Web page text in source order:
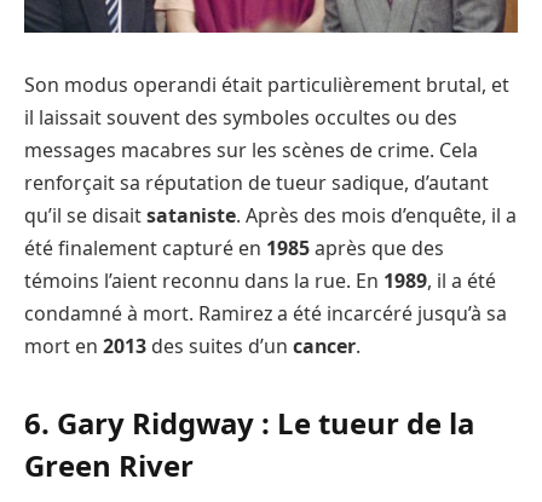
Son modus operandi était particulièrement brutal, et
il laissait souvent des symboles occultes ou des
messages macabres sur les scènes de crime. Cela
renforçait sa réputation de tueur sadique, d’autant
qu’il se disaitsataniste. Après des mois d’enquête, il a
été finalement capturé en 1985après que des
témoins l’aient reconnu dans la rue. En 1989, il a été
condamné à mort. Ramirez a été incarcéré jusqu’à sa
mort en 2013 des suites d’un cancer.
6. Gary Ridgway : Le tueur de la
Green River